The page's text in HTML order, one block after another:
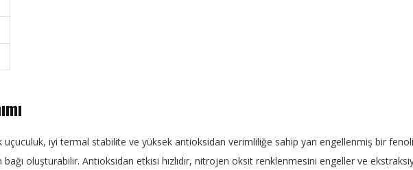
iyi termal stabilite ve yüksek antioksidan verimliliğe sahip yarı engellenmiş bir
oluşturabilir. Antioksidan etkisi hızlıdır, nitrojen oksit renklenmesini engeller ve